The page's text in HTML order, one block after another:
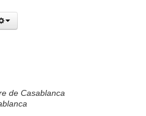
de Casablanca